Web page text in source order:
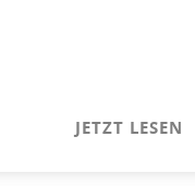
JETZT LESEN